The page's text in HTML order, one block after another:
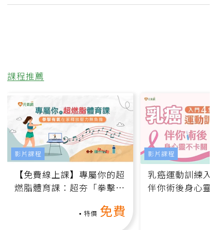
課程推薦
【免費線上課】專屬你的超
燃脂體育課：超夯「拳擊有
特價 免費
影片課程
乳癌運動訓練入
伴你術後身心靈
影片課程